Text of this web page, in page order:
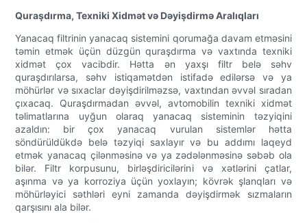
Quraşdırma, Texniki Xidmət və Dəyişdirmə Aralıqları
Yanacaq filtrinin yanacaq sistemini qorumağa davam etməsini
təmin etmək üçün düzgün quraşdırma və vaxtında texniki
xidmət çox vacibdir. Hətta ən yaxşı filtr belə səhv
quraşdırılarsa, səhv istiqamətdən istifadə edilərsə və ya
möhürlər və sıxaclar dəyişdirilməzsə, vaxtından əvvəl sıradan
çıxacaq. Quraşdırmadan əvvəl, avtomobilin texniki xidmət
təlimatlarına uyğun olaraq yanacaq sisteminin təzyiqini
azaldın: bir çox yanacaq vurulan sistemlər hətta
söndürüldükdə belə təzyiqi saxlayır və bu addımı laqeyd
etmək yanacaq çilənməsinə və ya zədələnməsinə səbəb ola
bilər. Filtr korpusunu, birləşdiricilərini və xətlərini çatlar,
aşınma və ya korroziya üçün yoxlayın; kövrək şlanqları və
möhürləyici səthləri eyni zamanda dəyişdirmək sızmaların
qarşısını ala bilər.